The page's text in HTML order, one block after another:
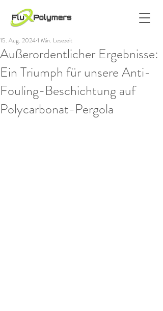
Außerordentlicher Ergebnisse:
Ein Triumph für unsere Anti-
Fouling-Beschichtung auf
Polycarbonat-Pergola
15. Aug. 20241 Min. Lesezeit